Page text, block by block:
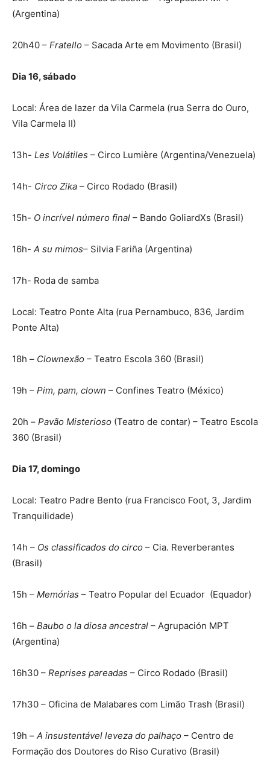
(Argentina)
20h40 – Fratello – Sacada Arte em Movimento (Brasil)
Dia 16, sábado
Local: Área de lazer da Vila Carmela (rua Serra do Ouro,
Vila Carmela II)
13h- Les Volátiles – Circo Lumière (Argentina/Venezuela)
14h- Circo Zika – Circo Rodado (Brasil)
15h- O incrível número final – Bando GoliardXs (Brasil)
16h- A su mimos– Silvia Fariña (Argentina)
17h- Roda de samba
Local: Teatro Ponte Alta (rua Pernambuco, 836, Jardim
Ponte Alta)
18h – Clownexão – Teatro Escola 360 (Brasil)
19h – Pim, pam, clown – Confines Teatro (México)
20h – Pavão Misterioso (Teatro de contar) – Teatro Escola
360 (Brasil)
Dia 17, domingo
Local: Teatro Padre Bento (rua Francisco Foot, 3, Jardim
Tranquilidade)
14h – Os classificados do circo – Cia. Reverberantes
(Brasil)
15h – Memórias – Teatro Popular del Ecuador (Equador)
16h – Baubo o la diosa ancestral – Agrupación MPT
(Argentina)
16h30 – Reprises pareadas – Circo Rodado (Brasil)
17h30 – Oficina de Malabares com Limão Trash (Brasil)
19h – A insustentável leveza do palhaço – Centro de
Formação dos Doutores do Riso Curativo (Brasil)